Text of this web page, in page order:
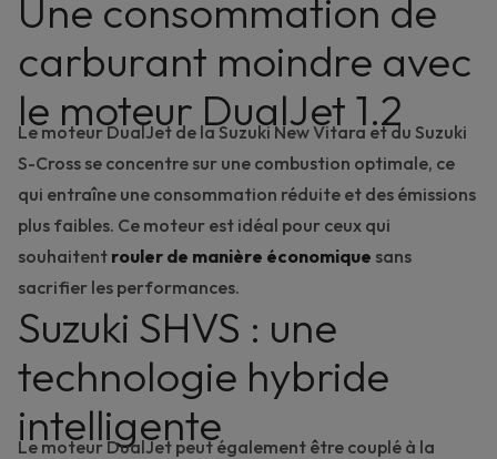
Une consommation de
carburant moindre avec
le moteur DualJet 1.2
Le moteur DualJet de laSuzuki New Vitara et du Suzuki
S-Cross se concentre sur une combustion optimale, ce
qui entraîne une consommation réduite et des émissions
plus faibles. Ce moteur est idéal pour ceux qui
souhaitent rouler de manière économique sans
sacrifier les performances.
Suzuki SHVS : une
technologie hybride
intelligente
Le moteur DualJet peut également être couplé à la